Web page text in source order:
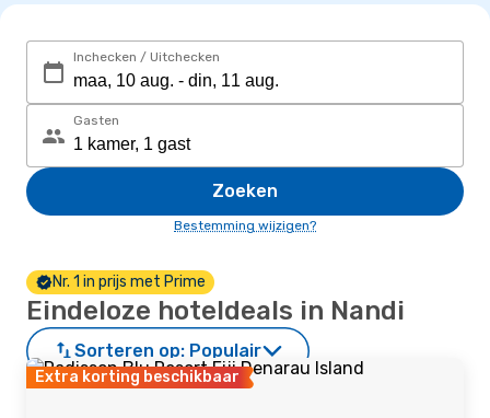
Inchecken / Uitchecken
Gasten
Zoeken
Bestemming wijzigen?
Nr. 1 in prijs met Prime
Eindeloze hoteldeals in Nandi
Sorteren op: Populair
Extra korting beschikbaar